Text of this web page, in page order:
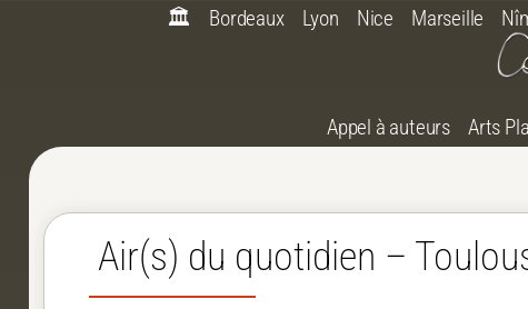
🏛️ Bordeaux Lyon Nice Marseille
Appel à auteurs Arts
Air(s) du quotidien –